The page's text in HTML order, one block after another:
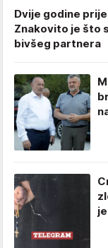
Dvije godine
Znakovito je što
bivšeg partnera